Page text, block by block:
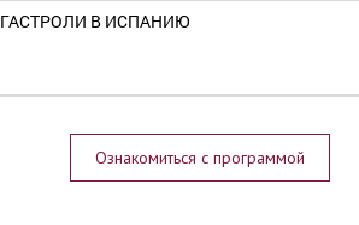
ГАСТРОЛИ В ИСПАНИЮ
Ознакомиться с программой